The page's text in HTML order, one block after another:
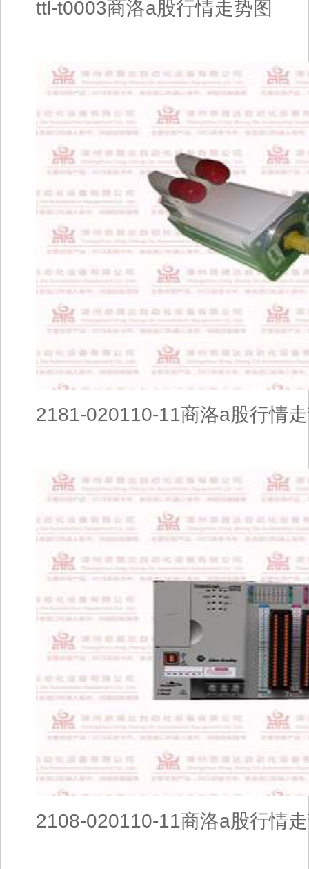
ttl-t0003商洛a股行情走势图
2181-020110-11商洛a股行情
2108-020110-11商洛a股行情